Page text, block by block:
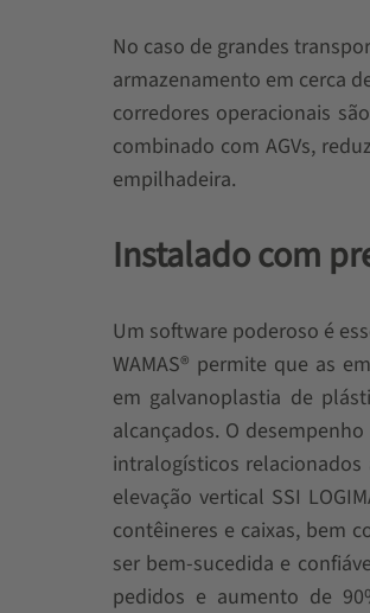
No caso de grandes
armazenamento em cerca
corredores operacionais
combinado com AGVs,
empilhadeira.
Instalado com
Um software poderoso é
WAMAS® permite que as
em galvanoplastia de
alcançados. O
intralogísticos
elevação vertical SSI
contêineres e caixas, bem
ser bem-sucedida e
pedidos e aumento de